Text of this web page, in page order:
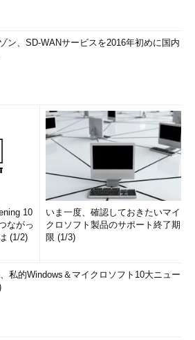
ン、SD-WANサービスを2016年初めに国内
10
ながっ
(1/2)
いま一度、確認しておきたいマイ
クロソフト製品のサポート終了期
限 (1/3)
私的Windows＆マイクロソフト10大ニュー